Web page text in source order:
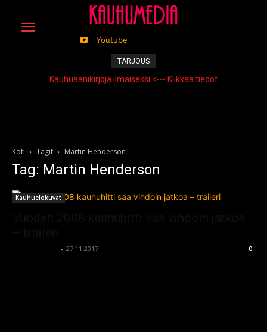
Youtube
TARJOUS
Kauhuäänikirjoja ilmaiseksi <--- Klikkaa tiedot
Koti Tagit Martin Henderson
Tag: Martin Henderson
Kauhuelokuvat
- 27.11.2017 0